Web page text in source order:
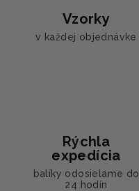
Vzorky
v každej objednávke
Rýchla
expedícia
balíky odosielame do
24 hodín